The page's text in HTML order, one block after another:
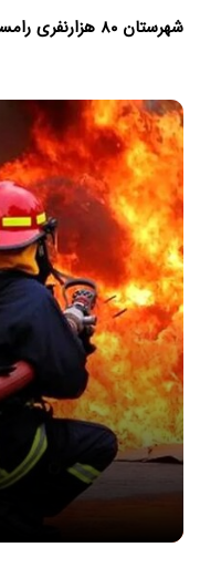
شهرستان ۸۰ هزارنفری رامسر در غرب استان مازندران قرار دارد.